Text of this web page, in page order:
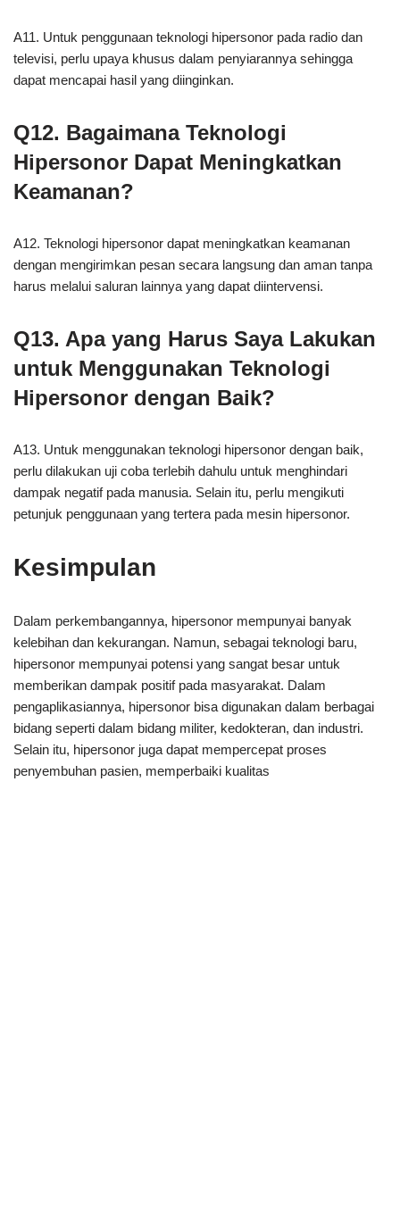
A11. Untuk penggunaan teknologi hipersonor pada radio dan
televisi, perlu upaya khusus dalam penyiarannya sehingga
dapat mencapai hasil yang diinginkan.
Q12. Bagaimana Teknologi
Hipersonor Dapat Meningkatkan
Keamanan?
A12. Teknologi hipersonor dapat meningkatkan keamanan
dengan mengirimkan pesan secara langsung dan aman tanpa
harus melalui saluran lainnya yang dapat diintervensi.
Q13. Apa yang Harus Saya Lakukan
untuk Menggunakan Teknologi
Hipersonor dengan Baik?
A13. Untuk menggunakan teknologi hipersonor dengan baik,
perlu dilakukan uji coba terlebih dahulu untuk menghindari
dampak negatif pada manusia. Selain itu, perlu mengikuti
petunjuk penggunaan yang tertera pada mesin hipersonor.
Kesimpulan
Dalam perkembangannya, hipersonor mempunyai banyak
kelebihan dan kekurangan. Namun, sebagai teknologi baru,
hipersonor mempunyai potensi yang sangat besar untuk
memberikan dampak positif pada masyarakat. Dalam
pengaplikasiannya, hipersonor bisa digunakan dalam berbagai
bidang seperti dalam bidang militer, kedokteran, dan industri.
Selain itu, hipersonor juga dapat mempercepat proses
penyembuhan pasien, memperbaiki kualitas